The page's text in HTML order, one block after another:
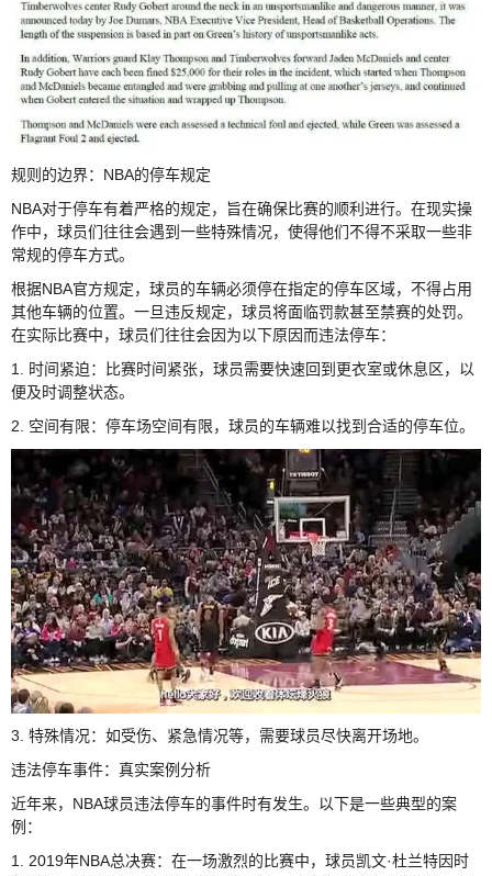
规则的边界：NBA的停车规定
NBA对于停车有着严格的规定，旨在确保比赛的顺利进行。在现实操
作中，球员们往往会遇到一些特殊情况，使得他们不得不采取一些非
常规的停车方式。
根据NBA官方规定，球员的车辆必须停在指定的停车区域，不得占用
其他车辆的位置。一旦违反规定，球员将面临罚款甚至禁赛的处罚。
在实际比赛中，球员们往往会因为以下原因而违法停车：
1. 时间紧迫：比赛时间紧张，球员需要快速回到更衣室或休息区，以
便及时调整状态。
2. 空间有限：停车场空间有限，球员的车辆难以找到合适的停车位。
3. 特殊情况：如受伤、紧急情况等，需要球员尽快离开场地。
违法停车事件：真实案例分析
近年来，NBA球员违法停车的事件时有发生。以下是一些典型的案
例：
1. 2019年NBA总决赛：在一场激烈的比赛中，球员凯文·杜兰特因时